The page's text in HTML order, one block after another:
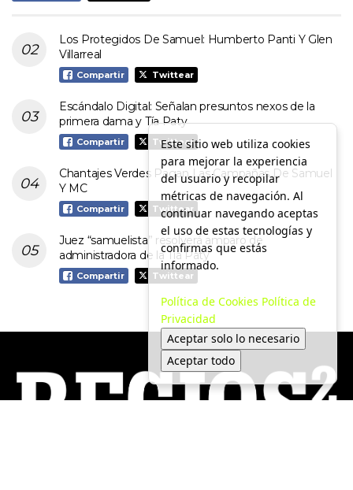
Los Protegidos De Samuel: Humberto Panti Y Glen
Villarreal
Compartir Twittear
Escándalo Digital: Señalan presuntos nexos de la
primera dama y Tía Paty
Compartir Twittear
Chantajes Verdes Pagan Las Campañas De Samuel
Y MC
Compartir Twittear
Juez “samuelista” resolverá amparo de
administradora de la Tía Paty
Compartir Twittear
Este sitio web utiliza cookies
para mejorar la experiencia
del usuario y recopilar
métricas de navegación. Al
continuar navegando aceptas
el uso de estas tecnologías y
confirmas que estás
informado.
Política de Cookies Política de
Privacidad
Aceptar solo lo necesario
Aceptar todo